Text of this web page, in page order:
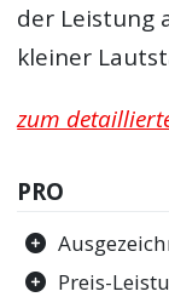
der Leistung
kleiner
zum
PRO
Preis-